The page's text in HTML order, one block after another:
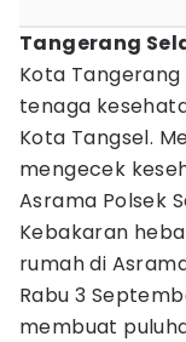
Tangerang
Kota
tenaga
Kota Tangsel.
mengecek
Asrama Polsek
Kebakaran
rumah di
Rabu 3
membuat